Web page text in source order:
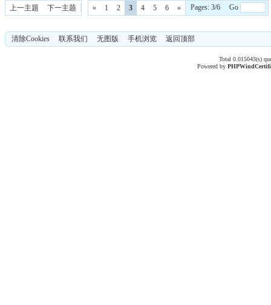
上一主题 下一主题 « 1 2 3 4 5 6 » Pages: 3/6 Go
清除Cookies 联系我们 无图版 手机浏览 返回顶部
Total 0.015043(s)
Powered byPHPWind